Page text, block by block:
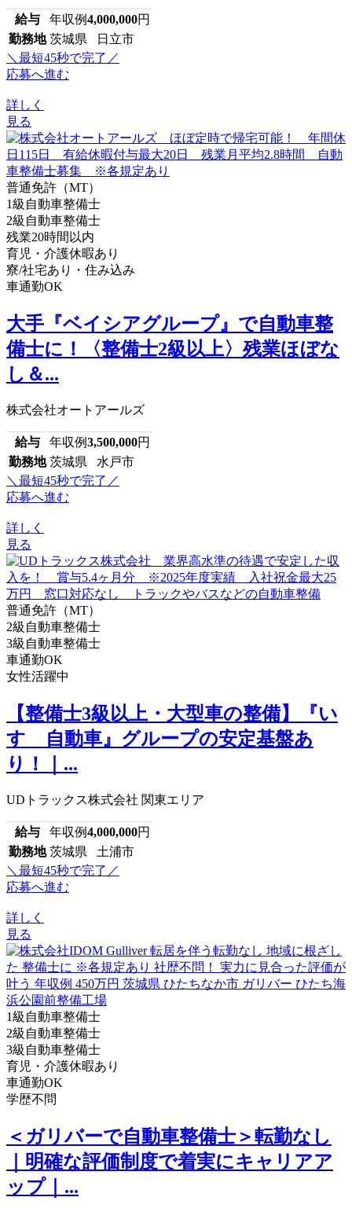
給与 年収例4,000,000円
勤務地 茨城県 日立市
＼最短45秒で完了／
応募へ進む
詳しく
見る
普通免許（MT）
1級自動車整備士
2級自動車整備士
残業20時間以内
育児・介護休暇あり
寮/社宅あり・住み込み
車通勤OK
大手『ベイシアグループ』で自動車整
備士に！〈整備士2級以上〉残業ほぼな
し＆...
株式会社オートアールズ
給与 年収例3,500,000円
勤務地 茨城県 水戸市
＼最短45秒で完了／
応募へ進む
詳しく
見る
普通免許（MT）
2級自動車整備士
3級自動車整備士
車通勤OK
女性活躍中
【整備士3級以上・大型車の整備】『い
すゞ自動車』グループの安定基盤あ
り！｜...
UDトラックス株式会社 関東エリア
給与 年収例4,000,000円
勤務地 茨城県 土浦市
＼最短45秒で完了／
応募へ進む
詳しく
見る
1級自動車整備士
2級自動車整備士
3級自動車整備士
育児・介護休暇あり
車通勤OK
学歴不問
＜ガリバーで自動車整備士＞転勤なし
｜明確な評価制度で着実にキャリアア
ップ｜...